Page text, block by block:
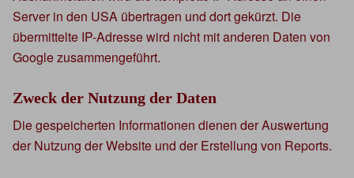
Server in den USA übertragen und dort gekürzt. Die
übermittelte IP-Adresse wird nicht mit anderen Daten von
Google zusammengeführt.
Zweck der Nutzung der Daten
Die gespeicherten Informationen dienen der Auswertung
der Nutzung der Website und der Erstellung von Reports.